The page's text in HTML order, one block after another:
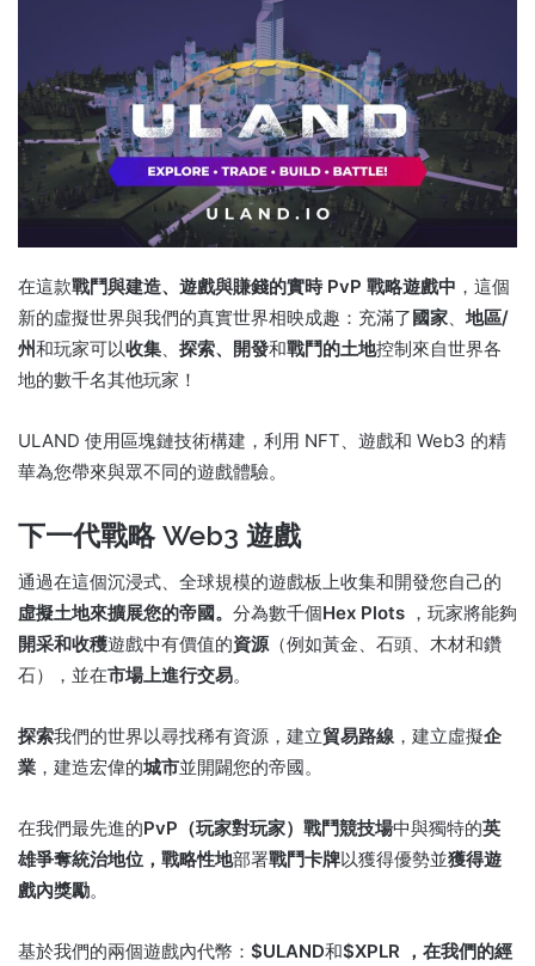
在這款戰鬥與建造、遊戲與賺錢的實時 PvP 戰略遊戲中 ，這個
新的虛擬世界與我們的真實世界相映成趣：充滿了 國家、 地區/
州和玩家可以收集、 探索、開發和戰鬥的土地控制來自世界各
地的數千名其他玩家！
ULAND 使用區塊鏈技術構建，利用 NFT、遊戲和 Web3 的精
華為您帶來與眾不同的遊戲體驗。
下一代戰略 Web3 遊戲
通過在這個沉浸式、全球規模的遊戲板上收集和開發您自己的
虛擬土地來擴展您的帝國。 分為數千個Hex Plots ，玩家將能夠
開采和收穫遊戲中有價值的資源（例如黃金、石頭、木材和鑽
石），並在市場上進行交易。
探索我們的世界以尋找稀有資源，建立貿易路線 ，建立虛擬企
業 ，建造宏偉的城市並開闢您的帝國。
在我們最先進的PvP（玩家對玩家）戰鬥競技場中與獨特的英
雄爭奪統治地位，戰略性地部署戰鬥卡牌以獲得優勢並獲得遊
戲內獎勵。
基於我們的兩個遊戲內代幣： $ULAND和$XPLR ，在我們的經